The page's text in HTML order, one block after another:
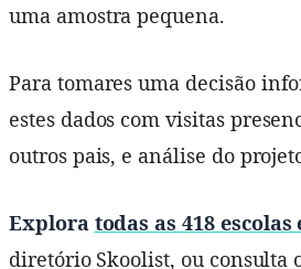
uma amostra pequena.
Para tomares uma decisão
estes dados com visitas
outros pais, e análise do
Explora todas as 418
diretório Skoolist, ou consulta